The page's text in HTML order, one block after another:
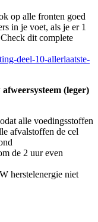
op alle fronten goed
in je voet, als je er 1
dit complete
deel-10-allerlaatste-
(leger)
alle voedingsstoffen
afvalstoffen de cel
de 2 uur even
herstelenergie niet